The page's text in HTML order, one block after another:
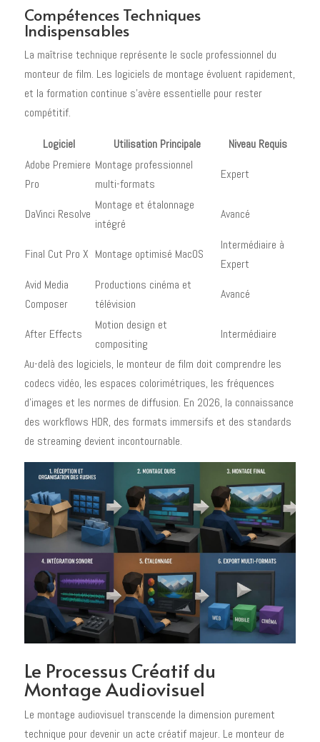
Compétences Techniques
Indispensables
La maîtrise technique représente le socle professionnel du
monteur de film. Les logiciels de montage évoluent rapidement,
et la formation continue s'avère essentielle pour rester
compétitif.
Logiciel Utilisation Principale
Niveau Requis
Adobe Premiere
Pro
Montage professionnel
multi-formats
Expert
DaVinci Resolve
Montage et étalonnage
intégré
Avancé
Final Cut Pro X Montage optimisé MacOS
Intermédiaire à
Expert
Avid Media
Composer
Productions cinéma et
télévision
Avancé
After Effects
Motion design et
compositing
Intermédiaire
Au-delà des logiciels, le monteur de film doit comprendre les
codecs vidéo, les espaces colorimétriques, les fréquences
d'images et les normes de diffusion. En 2026, la connaissance
des workflows HDR, des formats immersifs et des standards
de streaming devient incontournable.
Le Processus Créatif du
Montage Audiovisuel
Le montage audiovisuel transcende la dimension purement
technique pour devenir un acte créatif majeur. Le monteur de